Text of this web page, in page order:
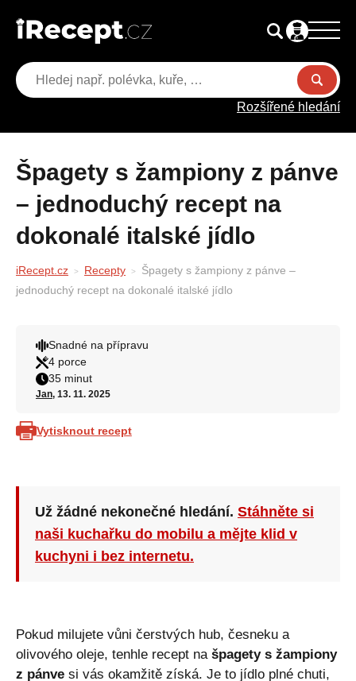
Rozšířené hledání
Špagety s žampiony z pánve
– jednoduchý recept na
dokonalé italské jídlo
iRecept.cz Recepty
Špagety s žampiony z pánve –
jednoduchý recept na dokonalé italské jídlo
Snadné na přípravu
4 porce
35 minut
Jan, 13. 11. 2025
Vytisknout recept
Už žádné nekonečné hledání. Stáhněte si
naši kuchařku do mobilu a mějte klid v
kuchyni i bez internetu.
Pokud milujete vůni čerstvých hub, česneku a
olivového oleje, tenhle recept na špagety s žampiony
z pánve si vás okamžitě získá. Je to jídlo plné chuti,